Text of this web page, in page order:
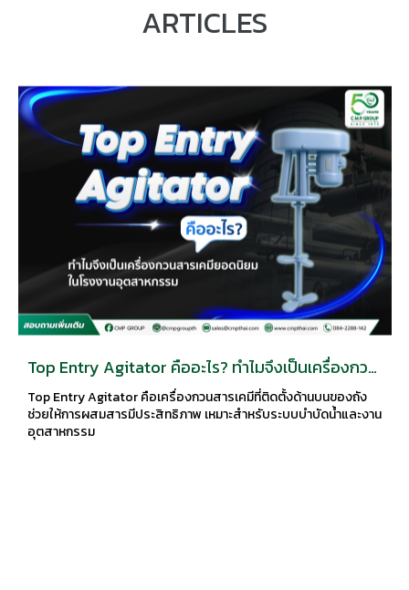
ARTICLES
Top Entry Agitator คืออะไร? ทำไมจึงเป็นเครื่องกวน
สารเคมียอดนิยมในโรงงานอุตสาหกรรม
Top Entry Agitator คือเครื่องกวนสารเคมีที่ติดตั้งด้านบนของถัง
ช่วยให้การผสมสารมีประสิทธิภาพ เหมาะสำหรับระบบบำบัดน้ำและงาน
อุตสาหกรรม